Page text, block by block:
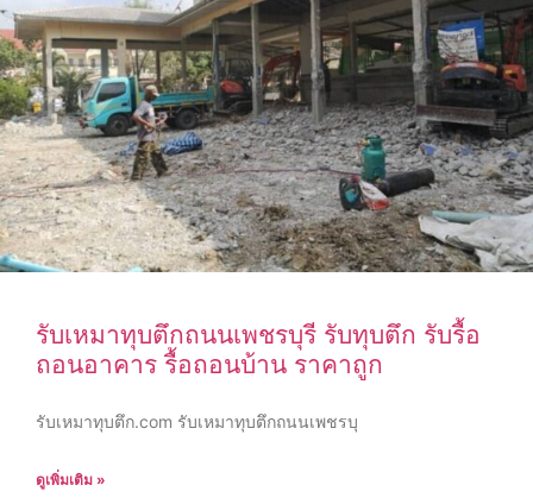
รับเหมาทุบตึกถนนเพชรบุรี รับทุบตึก รับรื้อ
ถอนอาคาร รื้อถอนบ้าน ราคาถูก
รับเหมาทุบตึก.com รับเหมาทุบตึกถนนเพชรบุ
ดูเพิ่มเติม »